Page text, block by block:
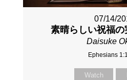
07/14/
素晴らしい祝福
Daisuke
Ephesians
Watch